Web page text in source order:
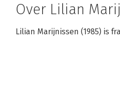
Over Lilian
Lilian Marijnissen (1985) is